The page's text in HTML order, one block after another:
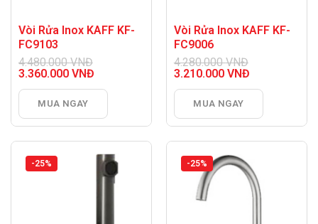
Vòi Rửa Inox KAFF KF-
FC9103
4.480.000VNĐ
Giá
là:
4.480.000 VNĐ.
3.360.000 VNĐ
hiện
là:
3.360.000 VNĐ.
MUA NGAY
Vòi Rửa Inox KAFF KF-
FC9006
4.280.000VNĐ
Giá
là:
4.280.000 VNĐ.
3.210.000 VNĐ
hiện
là:
3.210.000 VNĐ.
MUA NGAY
-25% -25%